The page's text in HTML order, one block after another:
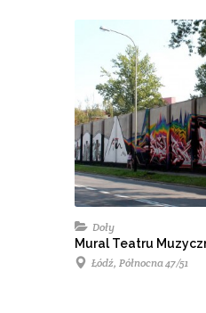
Doły
Łódź, Północna 47/51